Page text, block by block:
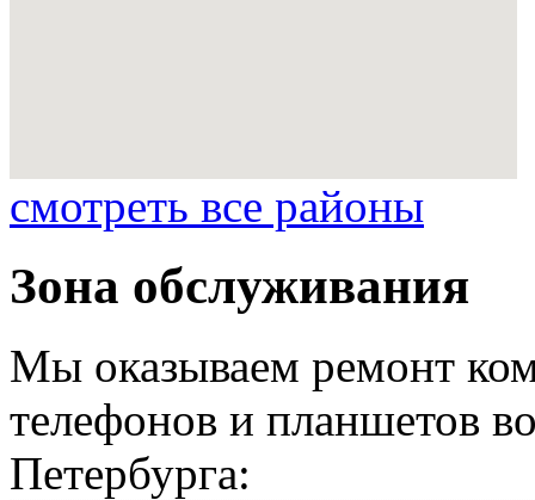
смотреть все районы
Зона обслуживания
Мы оказываем ремонт
телефонов и планшетов
Петербурга: